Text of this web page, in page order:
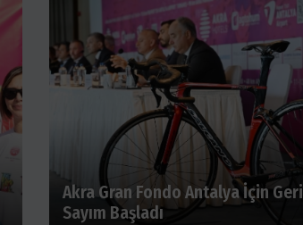
Akra Gran Fondo Antalya İçin Geri
Sayım Başladı